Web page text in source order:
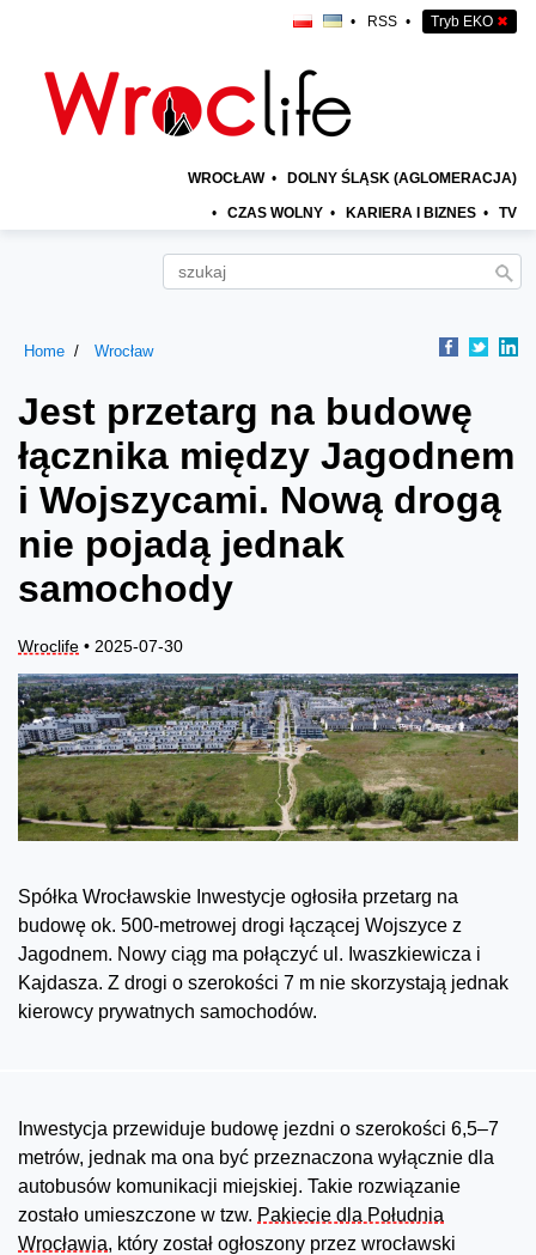
• RSS • Tryb EKO ✖
WROCŁAW • DOLNY ŚLĄSK (AGLOMERACJA)
• CZAS WOLNY • KARIERA I BIZNES • TV
Home Wrocław
Jest przetarg na budowę
łącznika między Jagodnem
i Wojszycami. Nową drogą
nie pojadą jednak
samochody
Wroclife • 2025-07-30
Spółka Wrocławskie Inwestycje ogłosiła przetarg na
budowę ok. 500-metrowej drogi łączącej Wojszyce z
Jagodnem. Nowy ciąg ma połączyć ul. Iwaszkiewicza i
Kajdasza. Z drogi o szerokości 7 m nie skorzystają jednak
kierowcy prywatnych samochodów.
Inwestycja przewiduje budowę jezdni o szerokości 6,5–7
metrów, jednak ma ona być przeznaczona wyłącznie dla
autobusów komunikacji miejskiej. Takie rozwiązanie
zostało umieszczone w tzw. Pakiecie dla Południa
Wrocławia, który został ogłoszony przez wrocławski